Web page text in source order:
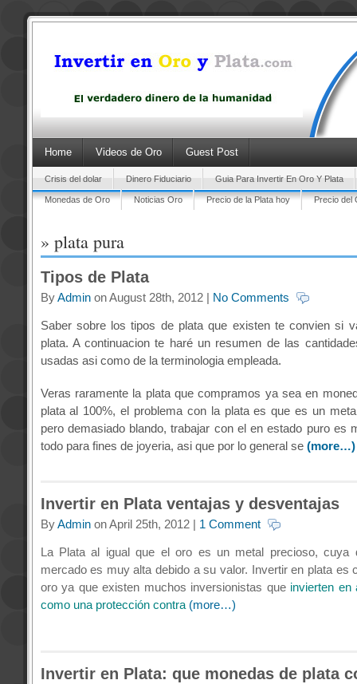
Home Videos de Oro Guest Post
Crisis del dolar Dinero Fiduciario Guia Para Invertir En Oro Y Plata
Monedas de Oro Noticias Oro Precio de la Plata hoy Precio del
» plata pura
Tipos de Plata
ByAdminon August 28th, 2012 | No Comments
Saber sobre los tipos de plata que existen te convien si
plata. A continuacion te haré un resumen de las
usadas asi como de la terminologia empleada.
Veras raramente la plata que compramos ya sea en
plata al 100%, el problema con la plata es que es un
pero demasiado blando, trabajar con el en estado puro es
todo para fines de joyeria, asi que por lo general se (more…)
Invertir en Plata ventajas y desventajas
ByAdminon April 25th, 2012 | 1 Comment
La Plata al igual que el oro es un metal precioso, cuya
mercado es muy alta debido a su valor. Invertir en plata es
oro ya que existen muchos inversionistas queinvierten en
como una protección contra (more…)
Invertir en Plata: que monedas de plata